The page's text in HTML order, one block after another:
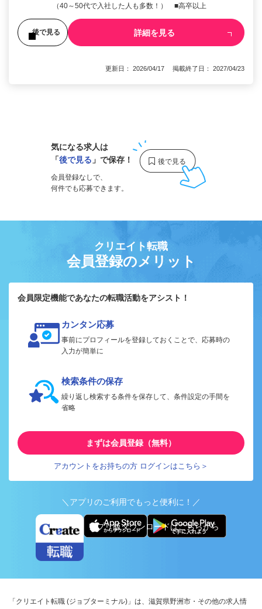
（40～50代で入社した人も多数！） ■高卒以上
後で見る 詳細を見る
更新日： 2026/04/17 掲載終了日： 2027/04/23
気になる求人は
「後で見る 」で保存！
会員登録なしで、
何件でも応募できます。
クリエイト転職
会員登録のメリット
会員限定機能であなたの転職活動をアシスト！
カンタン応募
事前にプロフィールを登録しておくことで、応募時の
入力が簡単に
検索条件の保存
繰り返し検索する条件を保存して、条件設定の手間を
省略
まずは会員登録（無料）
アカウントをお持ちの方 ログインはこちら＞
＼アプリのご利用でもっと便利に！／
アプリ版ダウンロードはこちらから
「クリエイト転職 (ジョブターミナル)」は、滋賀県野洲市・その他の求人情